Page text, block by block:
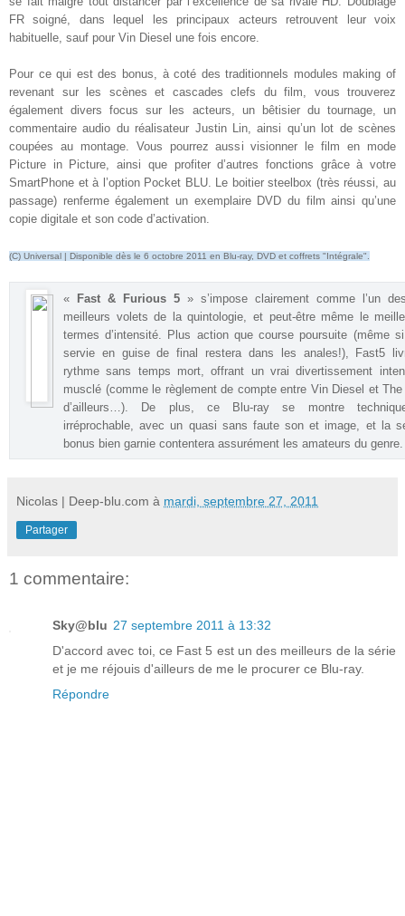
FR soigné, dans lequel les principaux acteurs retrouvent leur voix
habituelle, sauf pour Vin Diesel une fois encore
Pour ce qui est des bonus, à coté des traditionnels modules making of
revenant sur les scènes et cascades clefs du film, vous trouverez
également divers focus sur les acteurs, un bêtisier du tournage, un
commentaire audio du réalisateur Justin Lin, ainsi qu’un lot de scènes
coupées au montage. Vous pourrez aussi visionner le film en mode
Picture in Picture, ainsi que profiter d’autres fonctions grâce à votre
SmartPhone et à l’option Pocket BLU. Le boitier steelbox (très réussi, au
passage) renferme également un exemplaire DVD du film ainsi qu’une
copie digitale et son code d’activation
(C) Universal | Disponible dès le 6 octobre 2011 en Blu-ray, DVD et coffrets "Intégrale".
« Fast & Furious 5 » s’impose clairement comme l’un
meilleurs volets de la quintologie, et peut-être même le
termes d’intensité. Plus action que course poursuite (même
servie en guise de final restera dans les anales!), Fast5
rythme sans temps mort, offrant un vrai divertissement
musclé (comme le règlement de compte entre Vin Diesel et
d’ailleurs…). De plus, ce Blu-ray se montre
irréprochable, avec un quasi sans faute son et image, et la
bonus bien garnie contentera assurément les amateurs du genre
Nicolas | Deep-blu.com à mardi, septembre 27, 2011
Partager
1 commentaire:
Sky@blu 27 septembre 2011 à 13:32
D'accord avec toi, ce Fast 5 est un des meilleurs de la série
et je me réjouis d'ailleurs de me le procurer ce Blu-ray.
Répondre